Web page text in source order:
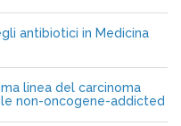
antibiotici in Medicina
linea del carcinoma
non-oncogene-addicted